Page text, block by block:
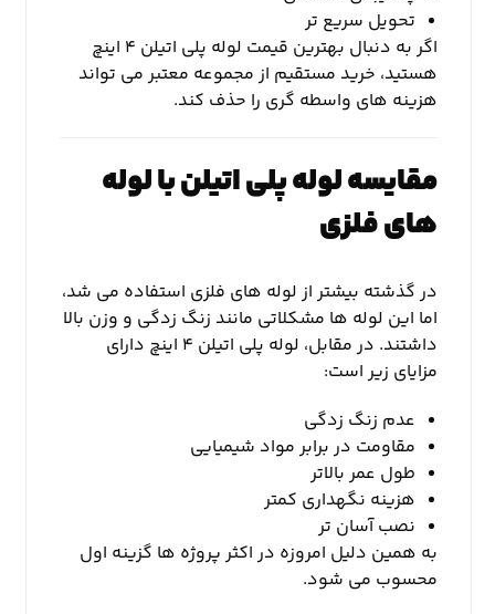
تحویل سریع تر
اگر به دنبال بهترین قیمت لوله پلی اتیلن ۴ اینچ
هستید، خرید مستقیم از مجموعه معتبر می تواند
هزینه های واسطه گری را حذف کند.
مقایسه لوله پلی اتیلن با لوله
های فلزی
در گذشته بیشتر از لوله های فلزی استفاده می شد،
اما این لوله ها مشکلاتی مانند زنگ زدگی و وزن بالا
داشتند. در مقابل، لوله پلی اتیلن ۴ اینچ دارای
مزایای زیر است:
عدم زنگ زدگی
مقاومت در برابر مواد شیمیایی
طول عمر بالاتر
هزینه نگهداری کمتر
نصب آسان تر
به همین دلیل امروزه در اکثر پروژه ها گزینه اول
محسوب می شود.